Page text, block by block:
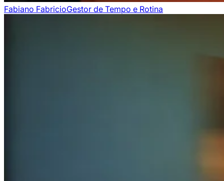
Fabiano FabricioGestor de Tempo e Rotina